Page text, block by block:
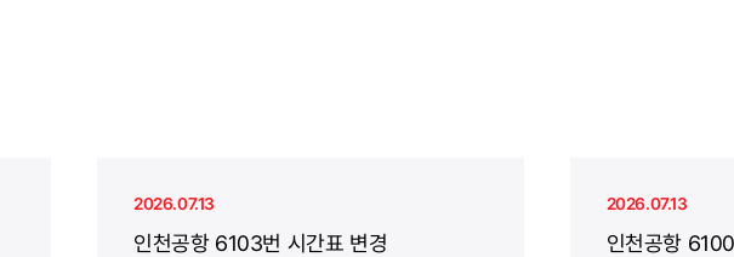
2026.07.13
인천공항 6103번 시간표 변경
2026.07.13
인천공항